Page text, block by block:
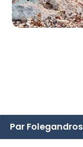
Par Folegandros